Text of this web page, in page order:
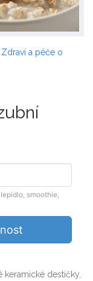
Zdraví a péče o
smoothie,
keramické destičky,